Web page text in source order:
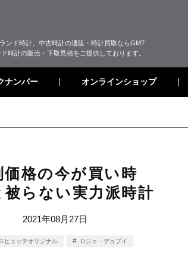
ンド時計、中古時計の通販・時計買取ならGMT
時計の販売・下取見積をご提供しております。
ナンバー オンラインショップ
価格の今が買い時
被らない実力派時計
2021年08月27日
ヒュッテオリジナル ロジェ・デュブイ